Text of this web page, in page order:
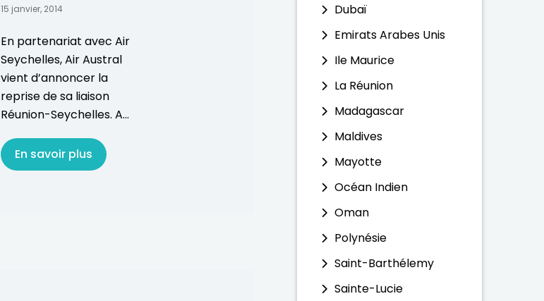
15 janvier, 2014
En partenariat avec Air
Seychelles, Air Austral
vient d’annoncer la
reprise de sa liaison
Réunion-Seychelles. A...
En savoir plus
Dubaï
Emirats Arabes Unis
Ile Maurice
La Réunion
Madagascar
Maldives
Mayotte
Océan Indien
Oman
Polynésie
Saint-Barthélemy
Sainte-Lucie